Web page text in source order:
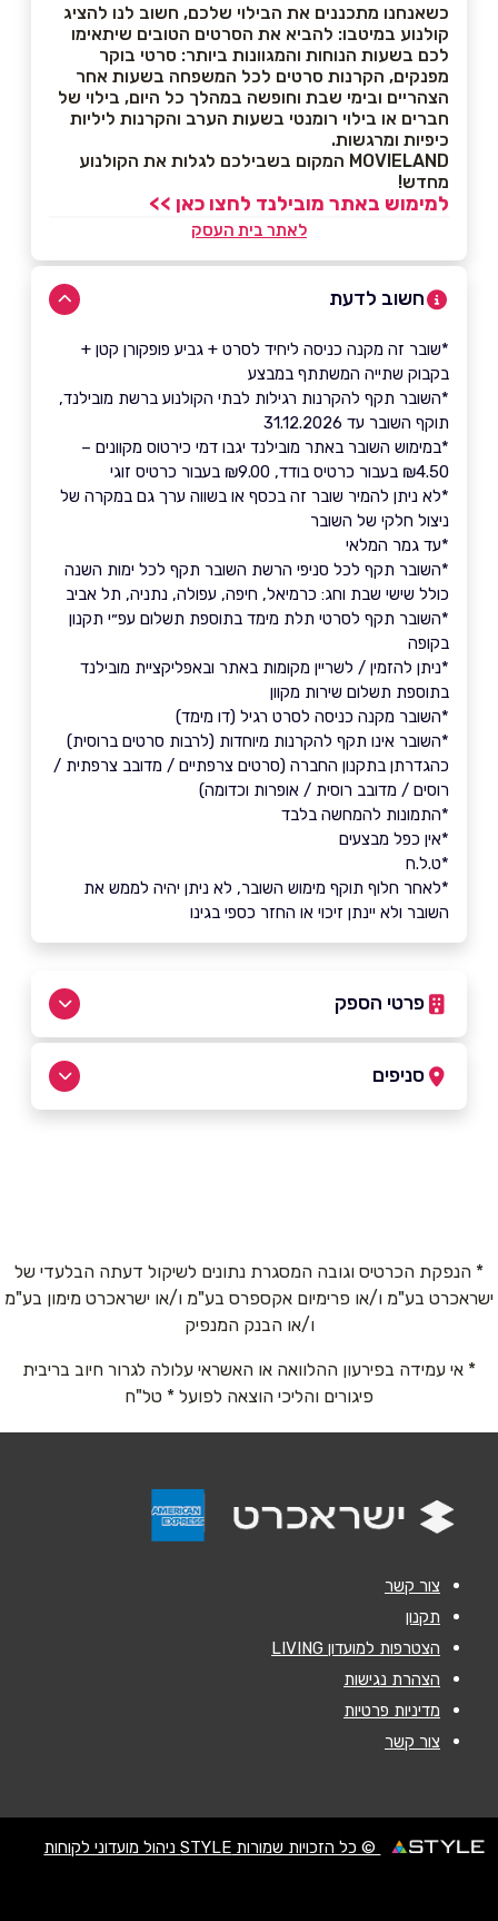
כשאנחנו מתכננים את הבילוי שלכם, חשוב לנו להציג
קולנוע במיטבו: להביא את הסרטים הטובים שיתאימו
לכם בשעות הנוחות והמגוונות ביותר: סרטי בוקר
מפנקים, הקרנות סרטים לכל המשפחה בשעות אחר
הצהריים ובימי שבת וחופשה במהלך כל היום, בילוי של
חברים או בילוי רומנטי בשעות הערב והקרנות ליליות
כיפיות ומרגשות.
MOVIELAND המקום בשבילכם לגלות את הקולנוע
מחדש!
למימוש באתר מובילנד לחצו כאן >>
לאתר בית העסק
חשוב לדעת
*שובר זה מקנה כניסה ליחיד לסרט + גביע פופקורן קטן +
בקבוק שתייה המשתתף במבצע
*השובר תקף להקרנות רגילות לבתי הקולנוע ברשת מובילנד,
תוקף השובר עד 31.12.2026
*במימוש השובר באתר מובילנד יגבו דמי כירטוס מקוונים –
₪4.50 בעבור כרטיס בודד, ₪9.00 בעבור כרטיס זוגי
*לא ניתן להמיר שובר זה בכסף או בשווה ערך גם במקרה של
ניצול חלקי של השובר
*עד גמר המלאי
*השובר תקף לכל סניפי הרשת השובר תקף לכל ימות השנה
כולל שישי שבת וחג: כרמיאל, חיפה, עפולה, נתניה, תל אביב
*השובר תקף לסרטי תלת מימד בתוספת תשלום עפ״י תקנון
בקופה
*ניתן להזמין / לשריין מקומות באתר ובאפליקציית מובילנד
בתוספת תשלום שירות מקוון
*השובר מקנה כניסה לסרט רגיל (דו מימד)
*השובר אינו תקף להקרנות מיוחדות (לרבות סרטים ברוסית)
כהגדרתן בתקנון החברה (סרטים צרפתיים / מדובב צרפתית /
רוסים / מדובב רוסית / אופרות וכדומה)
*התמונות להמחשה בלבד
*אין כפל מבצעים
*ט.ל.ח
*לאחר חלוף תוקף מימוש השובר, לא ניתן יהיה לממש את
השובר ולא יינתן זיכוי או החזר כספי בגינו
פרטי הספק
סניפים
חיפה
04-6497364
Y Center גבורי ישראל 17
* הנפקת הכרטיס וגובה המסגרת נתונים לשיקול דעתה הבלעדי של
ישראכרט בע"מ ו/או פרימיום אקספרס בע"מ ו/או ישראכרט מימון בע"מ
ו/או הבנק המנפיק
* אי עמידה בפירעון ההלוואה או האשראי עלולה לגרור חיוב בריבית
פיגורים והליכי הוצאה לפועל * טל"ח
צור קשר
תקנון
הצטרפות למועדון LIVING
הצהרת נגישות
מדיניות פרטיות
צור קשר
© כל הזכויות שמורות STYLE ניהול מועדוני לקוחות